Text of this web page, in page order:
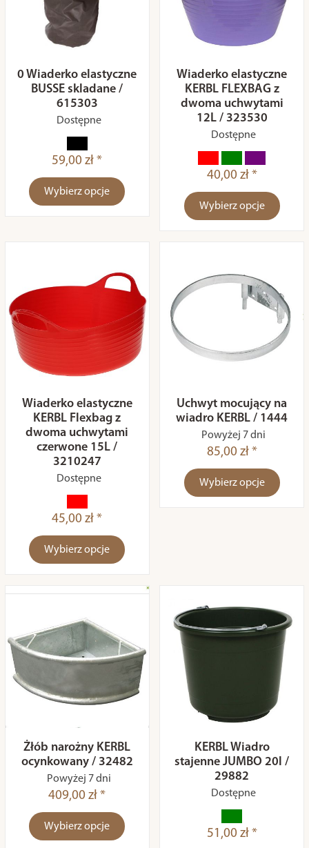
0 Wiaderko elastyczne
BUSSE skladane /
615303
Dostępne
59,00 zł *
Wybierz opcje
Wiaderko elastyczne
KERBL FLEXBAG z
dwoma uchwytami
12L / 323530
Dostępne
40,00 zł *
Wybierz opcje
Wiaderko elastyczne
KERBL Flexbag z
dwoma uchwytami
czerwone 15L /
3210247
Dostępne
45,00 zł *
Wybierz opcje
Uchwyt mocujący na
wiadro KERBL / 1444
Powyżej 7 dni
85,00 zł *
Wybierz opcje
Żłób narożny KERBL
ocynkowany / 32482
Powyżej 7 dni
409,00 zł *
Wybierz opcje
KERBL Wiadro
stajenne JUMBO 20l /
29882
Dostępne
51,00 zł *